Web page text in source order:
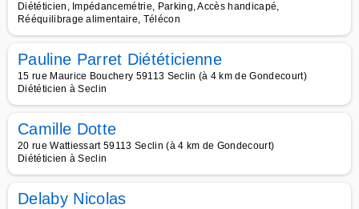
Diététicien, Impédancemétrie, Parking, Accès handicapé,
Rééquilibrage alimentaire, Télécon
Pauline Parret Diététicienne
15 rue Maurice Bouchery 59113 Seclin (à 4 km de Gondecourt)
Diététicien à Seclin
Camille Dotte
20 rue Wattiessart 59113 Seclin (à 4 km de Gondecourt)
Diététicien à Seclin
Delaby Nicolas